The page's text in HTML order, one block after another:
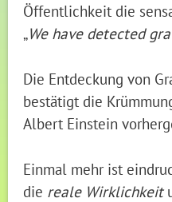
Öffentlichkeit die
„We have detected
Die Entdeckung von
bestätigt die
Albert Einstein
Einmal mehr ist
die reale Wirklichkeit